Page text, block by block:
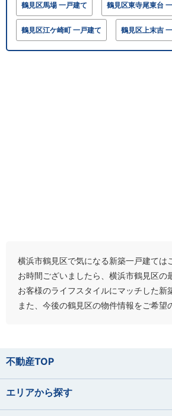
鶴見区馬場 一戸建て 鶴見区東寺尾東台
鶴見区江ケ崎町 一戸建て 鶴見区上末吉
横浜市鶴見区で気になる新築一戸建ては
お時間ございましたら、横浜市鶴見区の
お客様のライフスタイルにマッチした新
また、今後の鶴見区の物件情報をご希望
不動産TOP
エリアから探す